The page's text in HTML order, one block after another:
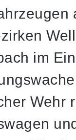
im
Wehr